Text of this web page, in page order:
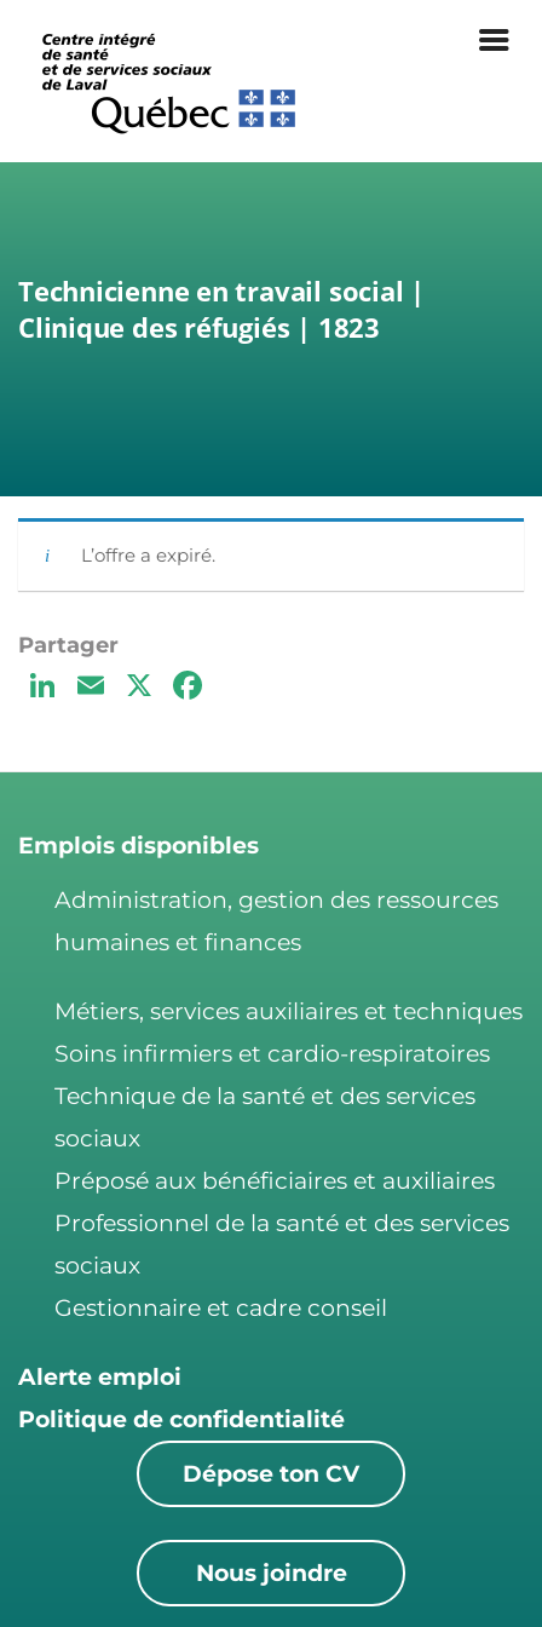
Technicienne en travail social |
Clinique des réfugiés | 1823
L’offre a expiré.
Li
k
d
I
n
E
ai
X
c
b
o
k
Emplois disponibles
Administration, gestion des ressources
humaines et finances
Métiers, services auxiliaires et techniques
Soins infirmiers et cardio-respiratoires
Technique de la santé et des services
sociaux
Préposé aux bénéficiaires et auxiliaires
Professionnel de la santé et des services
sociaux
Gestionnaire et cadre conseil
Alerte emploi
Politique de confidentialité
Dépose ton CV
Nous joindre